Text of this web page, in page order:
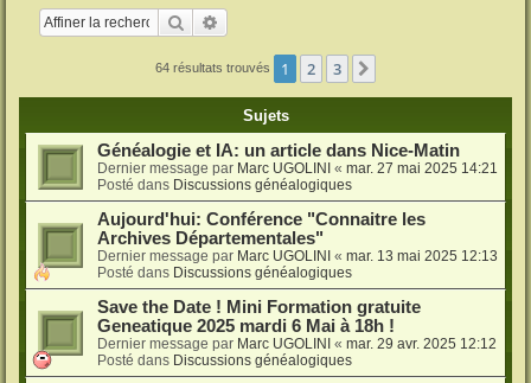
Rechercher
64 résultats trouvés 1 2 3
Sujets
Généalogie et IA: un article dans Nice-Matin
Dernier message par Marc UGOLINI « mar. 27 mai 2025 14:21
Posté dans Discussions généalogiques
Aujourd'hui: Conférence "Connaitre les
Archives Départementales"
Dernier message par Marc UGOLINI « mar. 13 mai 2025 12:13
Posté dans Discussions généalogiques
Save the Date ! Mini Formation gratuite
Geneatique 2025 mardi 6 Mai à 18h !
Dernier message par Marc UGOLINI « mar. 29 avr. 2025 12:12
Posté dans Discussions généalogiques